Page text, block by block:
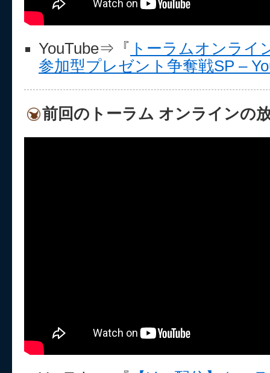
YouTube⇒『 トーラムオンライ
参加型プレゼント争奪戦SP –
前回のトーラム オンラインの